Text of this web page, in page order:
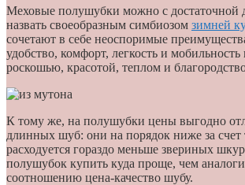
Меховые полушубки можно с достаточной
назвать своеобразным симбиозом зимней
сочетают в себе неоспоримые
удобство, комфорт, легкость и мобильность
роскошью, красотой, теплом и
К тому же, на полушубки цены выгодно
длинных шуб: они на порядок ниже за счет
расходуется гораздо меньше звериных
полушубок купить куда проще, чем
соотношению цена-качество шубу.